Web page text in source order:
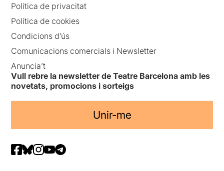
Política de privacitat
Política de cookies
Condicions d’ús
Comunicacions comercials i Newsletter
Anuncia’t
Vull rebre la newsletter de Teatre Barcelona amb les
novetats, promocions i sorteigs
Unir-me